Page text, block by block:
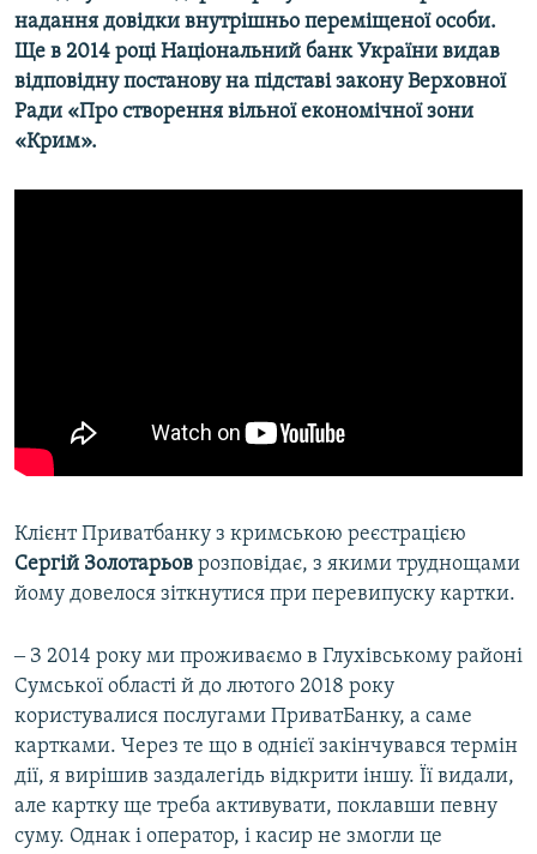
надання довідки внутрішньо переміщеної особи.
Ще в 2014 році Національний банк України видав
відповідну постанову на підставі закону Верховної
Ради «Про створення вільної економічної зони
«Крим».
​Клієнт Приватбанку з кримською реєстрацією
Сергій Золотарьов розповідає, з якими труднощами
йому довелося зіткнутися при перевипуску картки.
‒ З 2014 року ми проживаємо в Глухівському районі
Сумської області й до лютого 2018 року
користувалися послугами ПриватБанку, а саме
картками. Через те що в однієї закінчувався термін
дії, я вирішив заздалегідь відкрити іншу. Її видали,
але картку ще треба активувати, поклавши певну
суму. Однак і оператор, і касир не змогли це